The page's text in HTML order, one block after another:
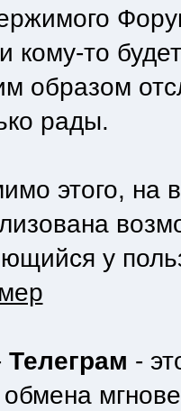
кому-то
образом
рады.
этого, на
у
Телеграм -